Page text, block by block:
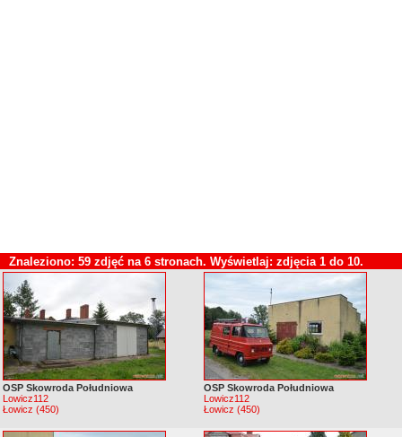
Znaleziono: 59 zdjęć na 6 stronach. Wyświetlaj: zdjęcia 1 do 10.
OSP Skowroda Południowa
Lowicz112
Łowicz (450)
OSP Skowroda Południowa
Lowicz112
Łowicz (450)